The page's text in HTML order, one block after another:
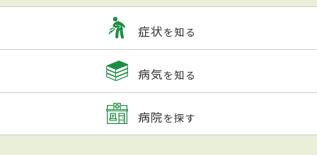
症状を知る
病気を知る
病院を探す